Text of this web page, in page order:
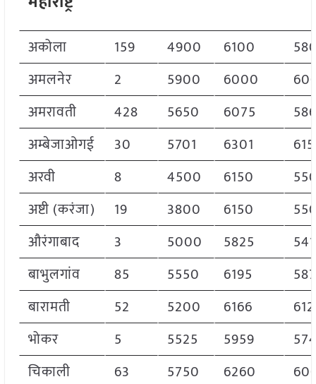
अकोला 159 4900 6100
अमलनेर
2 5900 6000
अमरावती
428 5650 6075
अम्बेजाओगई
30 5701 6301
अरवी
8 4500 6150
अष्टी (करंजा)
19 3800 6150
औरंगाबाद
3 5000 5825
बाभुलगांव
85 5550 6195
बारामती
52 5200 6166
भोकर
5 5525 5959
चिकाली
63 5750 6260